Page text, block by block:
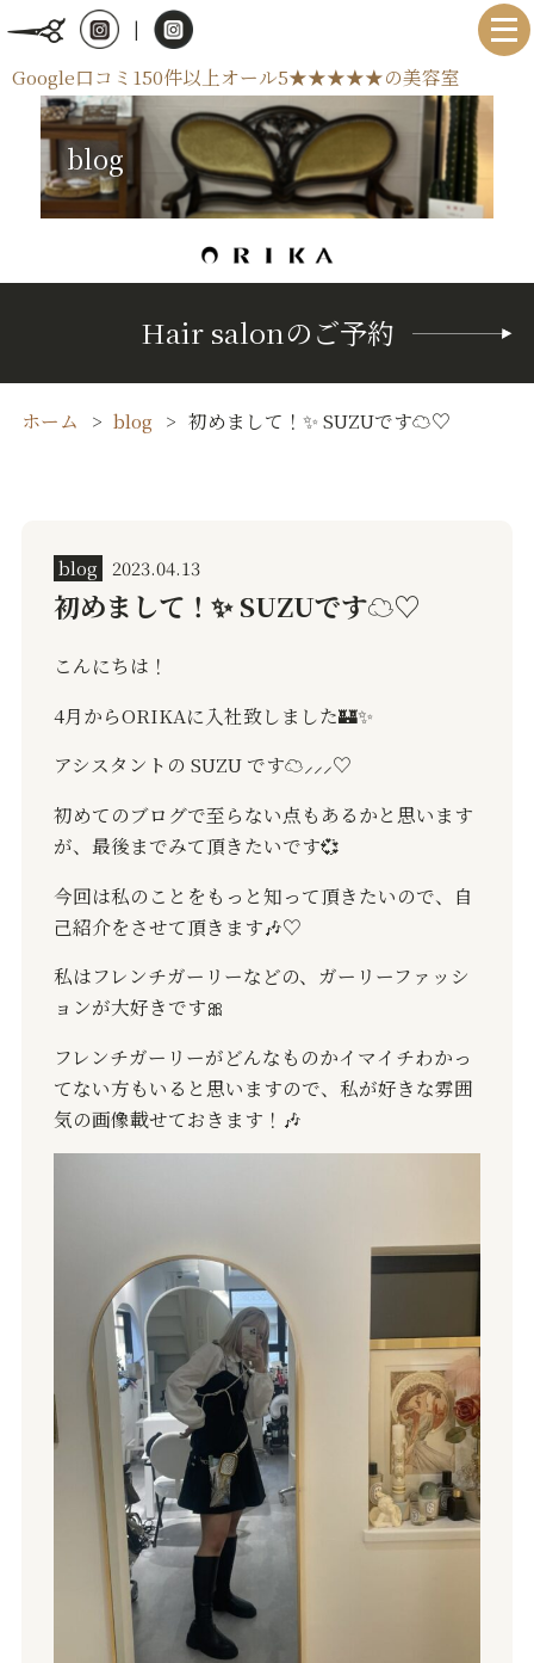
|
Google口コミ150件以上オール5★★★★★の美容室
blog
Hair salonのご予約
ホーム blog 初めまして！✨ SUZUです☁️♡
blog 2023.04.13
初めまして！✨ SUZUです☁️♡
こんにちは！
4月からORIKAに入社致しました🏰✨
アシスタントの SUZU です☁️⸝⸝⸝‪‪‪♡
初めてのブログで至らない点もあるかと思います
が、最後までみて頂きたいです💞
今回は私のことをもっと知って頂きたいので、自
己紹介をさせて頂きます🎶♡
私はフレンチガーリーなどの、ガーリーファッシ
ョンが大好きです🎀
フレンチガーリーがどんなものかイマイチわかっ
てない方もいると思いますので、私が好きな雰囲
気の画像載せておきます！ 🎶